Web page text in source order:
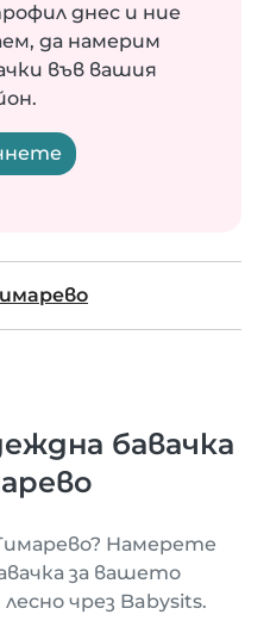
днес и ние
да намерим
във вашия
бавачка
Намерете
за вашето
чрез Babysits.